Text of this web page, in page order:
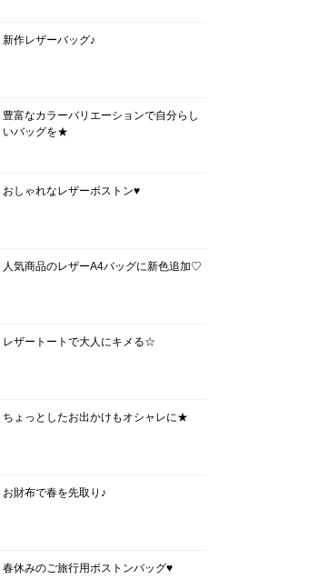
新作レザーバッグ♪
豊富なカラーバリエーションで自分らし
いバッグを★
おしゃれなレザーボストン♥
人気商品のレザーA4バッグに新色追加♡
レザートートで大人にキメる☆
ちょっとしたお出かけもオシャレに★
お財布で春を先取り♪
春休みのご旅行用ボストンバッグ♥